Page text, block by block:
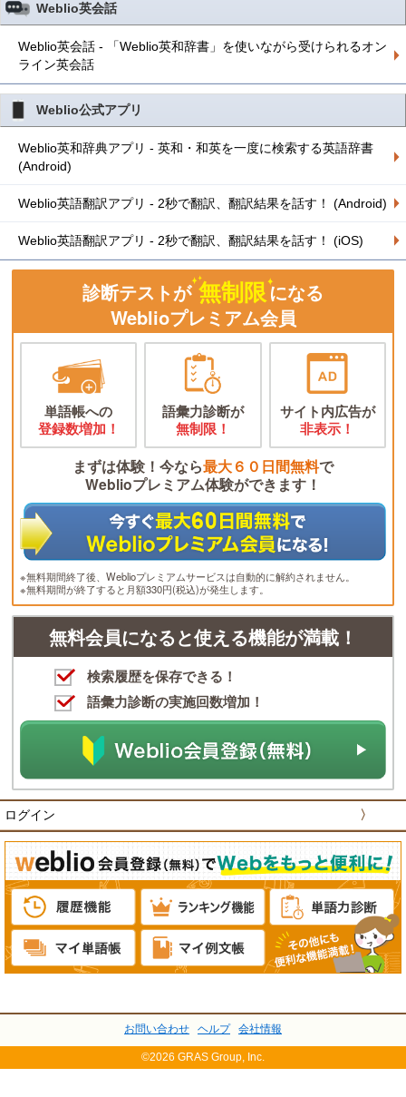
Weblio英会話
Weblio英会話 - 「Weblio英和辞書」を使いながら受けられるオン
ライン英会話
Weblio公式アプリ
Weblio英和辞典アプリ - 英和・和英を一度に検索する英語辞書
(Android)
Weblio英語翻訳アプリ - 2秒で翻訳、翻訳結果を話す！ (Android)
Weblio英語翻訳アプリ - 2秒で翻訳、翻訳結果を話す！ (iOS)
診断テストが 無制限になる
Weblioプレミアム会員
単語帳への
登録数増加！
語彙力診断が
無制限！
サイト内広告が
非表示！
まずは体験！今なら最大６０日間無料で
Weblioプレミアム体験ができます！
※無料期間終了後、Weblioプレミアムサービスは自動的に解約されません。
※無料期間が終了すると月額330円(税込)が発生します。
無料会員になると使える機能が満載！
検索履歴を保存できる！
語彙力診断の実施回数増加！
ログイン 〉
お問い合わせ ヘルプ 会社情報
©2026 GRAS Group, Inc.